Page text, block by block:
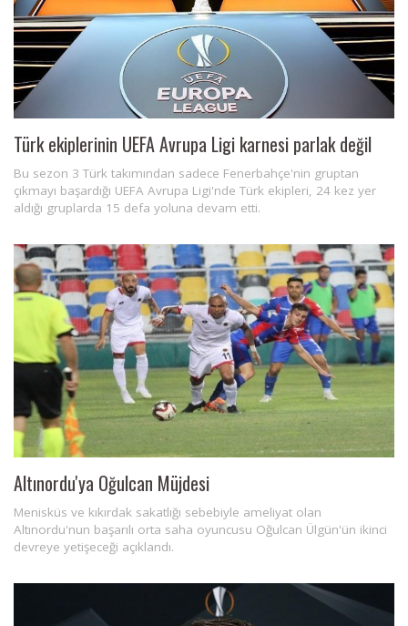
Türk ekiplerinin UEFA Avrupa Ligi karnesi parlak değil
Bu sezon 3 Türk takımından sadece Fenerbahçe'nin gruptan
çıkmayı başardığı UEFA Avrupa Ligi'nde Türk ekipleri, 24 kez yer
aldığı gruplarda 15 defa yoluna devam etti.
Altınordu'ya Oğulcan Müjdesi
Menisküs ve kıkırdak sakatlığı sebebiyle ameliyat olan
Altınordu'nun başarılı orta saha oyuncusu Oğulcan Ülgün'ün ikinci
devreye yetişeceği açıklandı.